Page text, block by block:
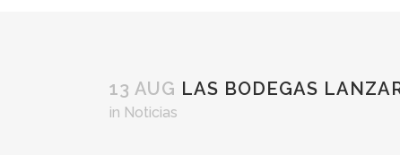
13 AUG LAS BODEGAS
in Noticias